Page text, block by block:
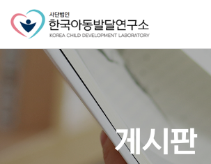
게시판